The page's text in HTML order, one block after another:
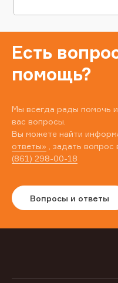
Есть
помощь?
Мы всегда рады помочь
вас вопросы.
Вы можете найти
ответы» , задать вопрос
(861) 298-00-18
Вопросы и ответы